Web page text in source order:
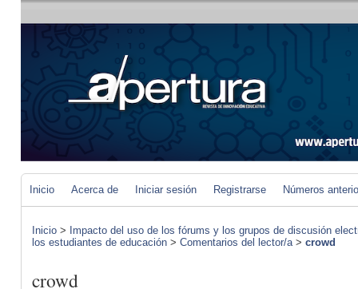
Inicio Acerca de Iniciar sesión Registrarse Números
Inicio > Impacto del uso de los fórums y los grupos de discusión
los estudiantes de educación > Comentarios del lector/a> crowd
crowd